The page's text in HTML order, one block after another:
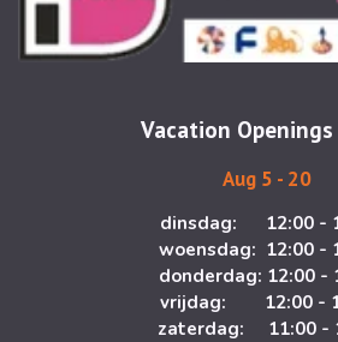
a
g
r
m
b
o
o
Vacation Openings
Aug 5 - 20
dinsdag: 12:00 -
woensdag: 12:00 -
donderdag: 12:00 -
vrijdag: 12:00 -
zaterdag: 11:00 -